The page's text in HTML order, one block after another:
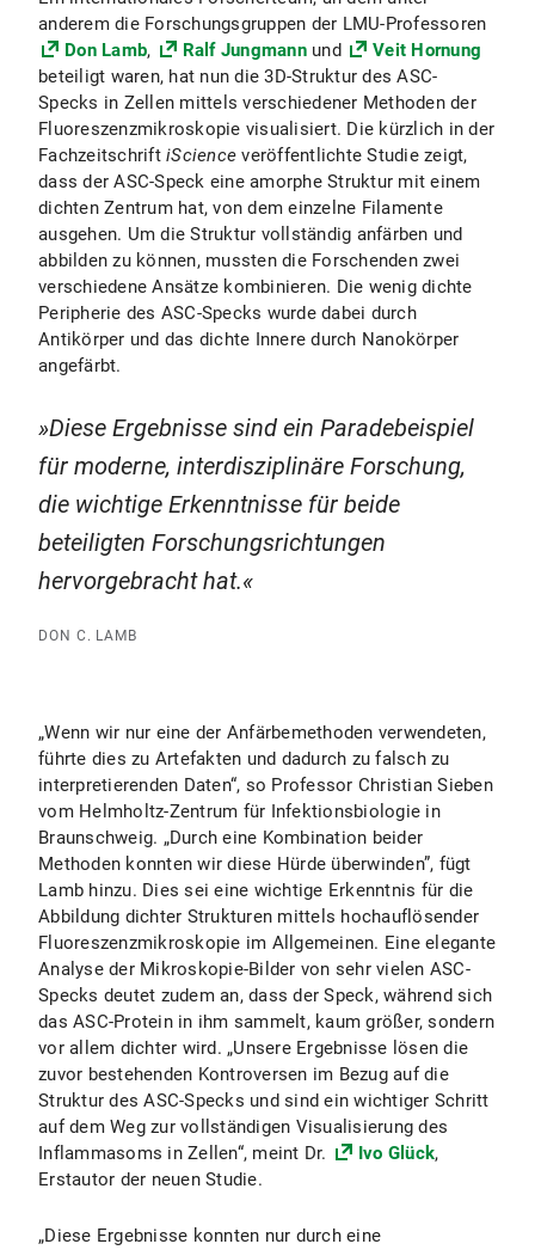
anderem die Forschungsgruppen der LMU-Professoren
Don Lamb, Ralf Jungmannund
Veit Hornung
beteiligt waren, hat nun die 3D-Struktur des ASC-
Specks in Zellen mittels verschiedener Methoden der
Fluoreszenzmikroskopie visualisiert. Die kürzlich in der
Fachzeitschrift iScience veröffentlichte Studie zeigt,
dass der ASC-Speck eine amorphe Struktur mit einem
dichten Zentrum hat, von dem einzelne Filamente
ausgehen. Um die Struktur vollständig anfärben und
abbilden zu können, mussten die Forschenden zwei
verschiedene Ansätze kombinieren. Die wenig dichte
Peripherie des ASC-Specks wurde dabei durch
Antikörper und das dichte Innere durch Nanokörper
angefärbt.
Diese Ergebnisse sind ein Paradebeispiel
für moderne, interdisziplinäre Forschung,
die wichtige Erkenntnisse für beide
beteiligten Forschungsrichtungen
hervorgebracht hat.
DON C. LAMB
„Wenn wir nur eine der Anfärbemethoden verwendeten,
führte dies zu Artefakten und dadurch zu falsch zu
interpretierenden Daten“, so Professor Christian Sieben
vom Helmholtz-Zentrum für Infektionsbiologie in
Braunschweig. „Durch eine Kombination beider
Methoden konnten wir diese Hürde überwinden”, fügt
Lamb hinzu. Dies sei eine wichtige Erkenntnis für die
Abbildung dichter Strukturen mittels hochauflösender
Fluoreszenzmikroskopie im Allgemeinen. Eine elegante
Analyse der Mikroskopie-Bilder von sehr vielen ASC-
Specks deutet zudem an, dass der Speck, während sich
das ASC-Protein in ihm sammelt, kaum größer, sondern
vor allem dichter wird. „Unsere Ergebnisse lösen die
zuvor bestehenden Kontroversen im Bezug auf die
Struktur des ASC-Specks und sind ein wichtiger Schritt
auf dem Weg zur vollständigen Visualisierung des
Inflammasoms in Zellen“, meint Dr.
Ivo Glück,
Erstautor der neuen Studie.
„Diese Ergebnisse konnten nur durch eine